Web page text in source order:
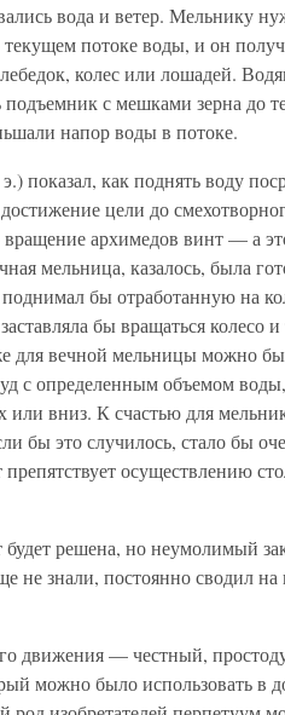
вода и ветер. Мельнику
текущем потоке воды, и он
колес или лошадей.
с мешками зерна до
напор воды в потоке.
показал, как поднять воду
цели до
архимедов винт — а
мельница, казалось, была
бы отработанную на
бы вращаться колесо
для вечной мельницы можно
с определенным объемом
вниз. К счастью для
бы это случилось, стало бы
осуществлению
решена, но неумолимый
не знали, постоянно сводил на
движения — честный,
можно было использовать в